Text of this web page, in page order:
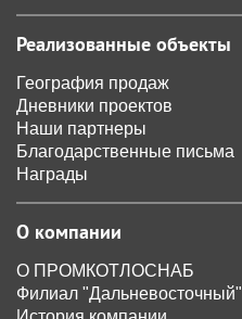
Реализованные объекты
География продаж
Дневники проектов
Наши партнеры
Благодарственные письма
Награды
О компании
О ПРОМКОТЛОСНАБ
Филиал "Дальневосточный"